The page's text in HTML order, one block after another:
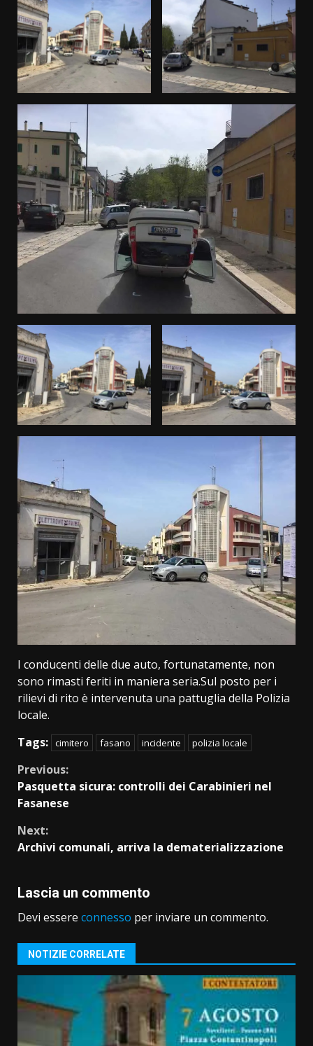
I conducenti delle due auto, fortunatamente, non
sono rimasti feriti in maniera seria.Sul posto per i
rilievi di rito è intervenuta una pattuglia della Polizia
locale.
Tags: cimitero fasano incidente polizia locale
Continue
Reading
Previous:
Pasquetta sicura: controlli dei Carabinieri nel
Fasanese
Next:
Archivi comunali, arriva la dematerializzazione
Lascia un commento
Devi essere connesso per inviare un commento.
NOTIZIE CORRELATE